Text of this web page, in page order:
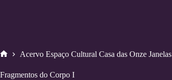
Acervo Espaço Cultural Casa das Onze Janelas
Fragmentos do Corpo I